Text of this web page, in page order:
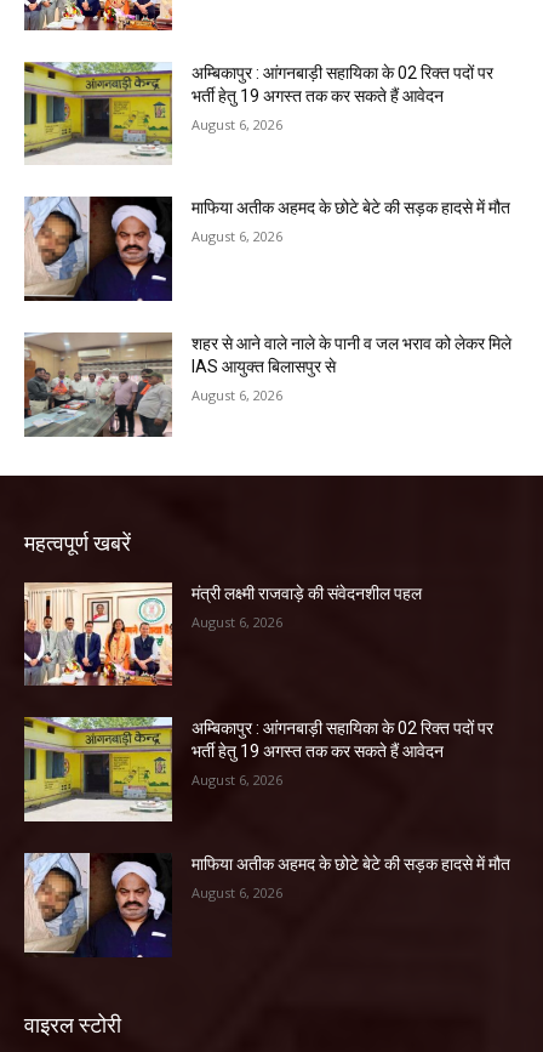
अम्बिकापुर : आंगनबाड़ी सहायिका के 02 रिक्त पदों पर
भर्ती हेतु 19 अगस्त तक कर सकते हैं आवेदन
August 6, 2026
माफिया अतीक अहमद के छोटे बेटे की सड़क हादसे में मौत
August 6, 2026
शहर से आने वाले नाले के पानी व जल भराव को लेकर मिले
IAS आयुक्त बिलासपुर से
August 6, 2026
महत्वपूर्ण खबरें
मंत्री लक्ष्मी राजवाड़े की संवेदनशील पहल
August 6, 2026
अम्बिकापुर : आंगनबाड़ी सहायिका के 02 रिक्त पदों पर
भर्ती हेतु 19 अगस्त तक कर सकते हैं आवेदन
August 6, 2026
माफिया अतीक अहमद के छोटे बेटे की सड़क हादसे में मौत
August 6, 2026
वाइरल स्टोरी